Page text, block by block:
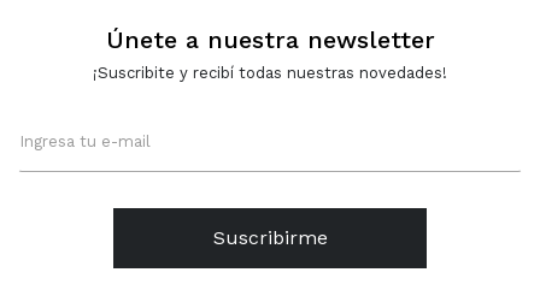
Únete a nuestra newsletter
¡Suscribite y recibí todas nuestras novedades!
Suscribirme